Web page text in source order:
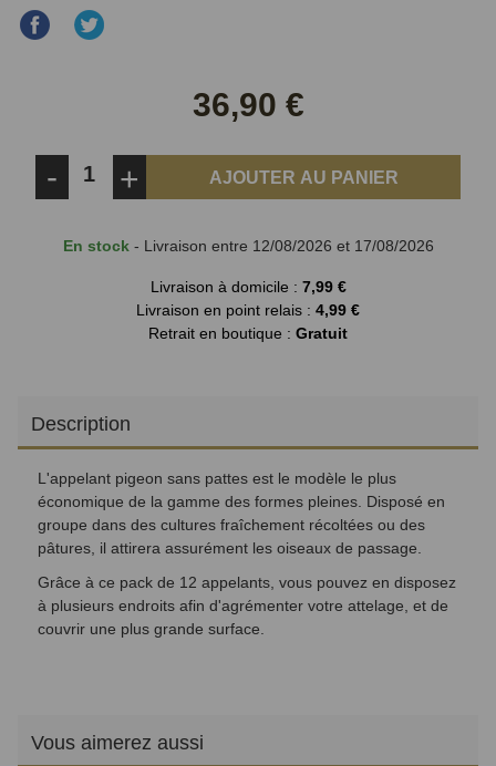
Partager
36,90 €
-
+ AJOUTER AU PANIER
En stock - Livraison entre 12/08/2026 et 17/08/2026
Livraison à domicile : 7,99 €
Livraison en point relais : 4,99 €
Retrait en boutique : Gratuit
Description
L'appelant pigeon sans pattes est le modèle le plus
économique de la gamme des formes pleines. Disposé en
groupe dans des cultures fraîchement récoltées ou des
pâtures, il attirera assurément les oiseaux de passage.
Grâce à ce pack de 12 appelants, vous pouvez en disposez
à plusieurs endroits afin d'agrémenter votre attelage, et de
couvrir une plus grande surface.
Vous aimerez aussi